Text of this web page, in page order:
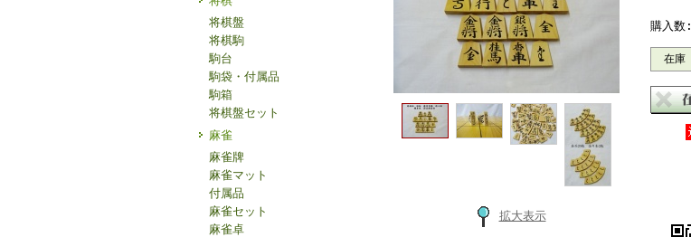
将棋盤
将棋駒
駒台
駒袋・付属品
駒箱
将棋盤セット
麻雀
麻雀牌
麻雀マット
付属品
麻雀セット
麻雀卓
拡大表示
購入数:
在庫